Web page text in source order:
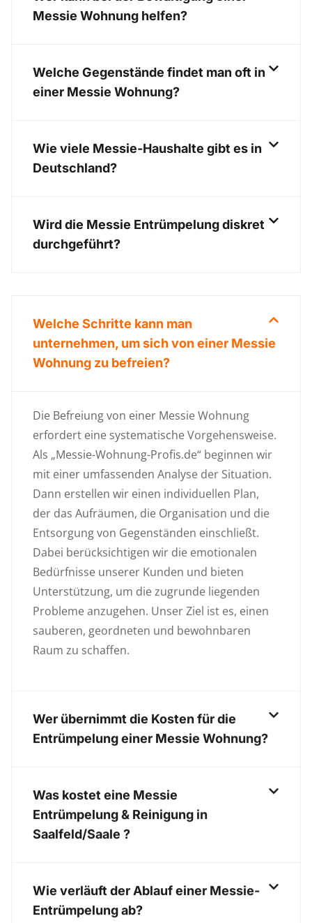
Messie Wohnung helfen?
Welche Gegenstände findet man oft in
einer Messie Wohnung?
Wie viele Messie-Haushalte gibt es in
Deutschland?
Wird die Messie Entrümpelung diskret
durchgeführt?
Welche Schritte kann man
unternehmen, um sich von einer Messie
Wohnung zu befreien?
Die Befreiung von einer Messie Wohnung
erfordert eine systematische Vorgehensweise.
Als „Messie-Wohnung-Profis.de“ beginnen wir
mit einer umfassenden Analyse der Situation.
Dann erstellen wir einen individuellen Plan,
der das Aufräumen, die Organisation und die
Entsorgung von Gegenständen einschließt.
Dabei berücksichtigen wir die emotionalen
Bedürfnisse unserer Kunden und bieten
Unterstützung, um die zugrunde liegenden
Probleme anzugehen. Unser Ziel ist es, einen
sauberen, geordneten und bewohnbaren
Raum zu schaffen.
Wer übernimmt die Kosten für die
Entrümpelung einer Messie Wohnung?
Was kostet eine Messie
Entrümpelung & Reinigung in
Saalfeld/Saale ?
Wie verläuft der Ablauf einer Messie-
Entrümpelung ab?